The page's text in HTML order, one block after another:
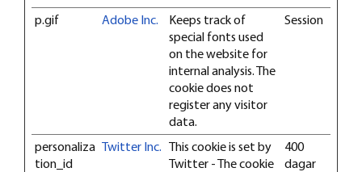
p.gif
Adobe Inc.
Keeps track of
special fonts used
on the website for
internal analysis. The
cookie does not
register any visitor
data.
Session
personaliza
tion_id
Twitter Inc. This cookie is set by
Twitter - The cookie
400
dagar